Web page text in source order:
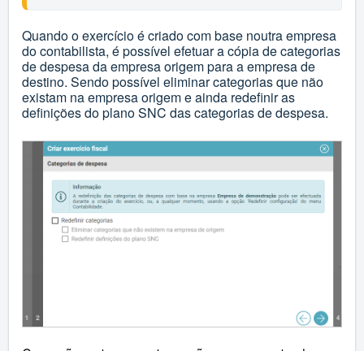
Quando o exercício é criado com base noutra empresa
do contabilista, é possível efetuar a cópia de categorias
de despesa da empresa origem para a empresa de
destino. Sendo possível eliminar categorias que não
existam na empresa origem e ainda redefinir as
definições do plano SNC das categorias de despesa.